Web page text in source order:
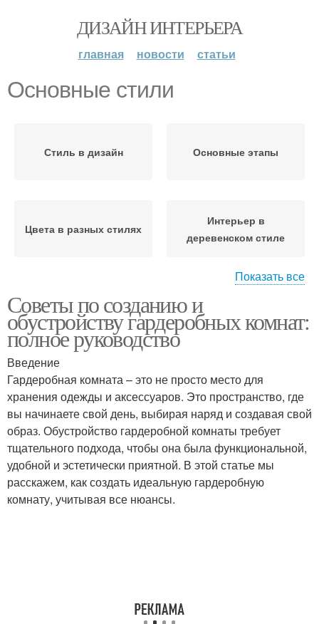
ДИЗАЙН ИНТЕРЬЕРА
главная новости статьи
Основные стили
Стиль в дизайн Основные этапы
Цвета в разных стилях
Интерьер в
деревенском стиле
Архитектурные стили
Показать все
Советы по созданию и
обустройству гардеробных комнат:
полное руководство
Введение
Гардеробная комната – это не просто место для
хранения одежды и аксессуаров. Это пространство, где
вы начинаете свой день, выбирая наряд и создавая свой
образ. Обустройство гардеробной комнаты требует
тщательного подхода, чтобы она была функциональной,
удобной и эстетически приятной. В этой статье мы
расскажем, как создать идеальную гардеробную
комнату, учитывая все нюансы.